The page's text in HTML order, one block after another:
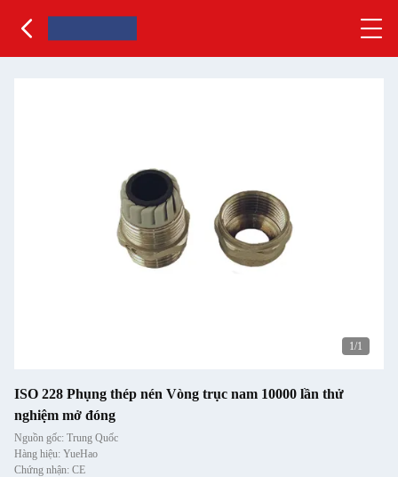
1/1
ISO 228 Phụng thép nén Vòng trục nam 10000 lần thử
nghiệm mở đóng
Nguồn gốc: Trung Quốc
Hàng hiệu: YueHao
Chứng nhận: CE